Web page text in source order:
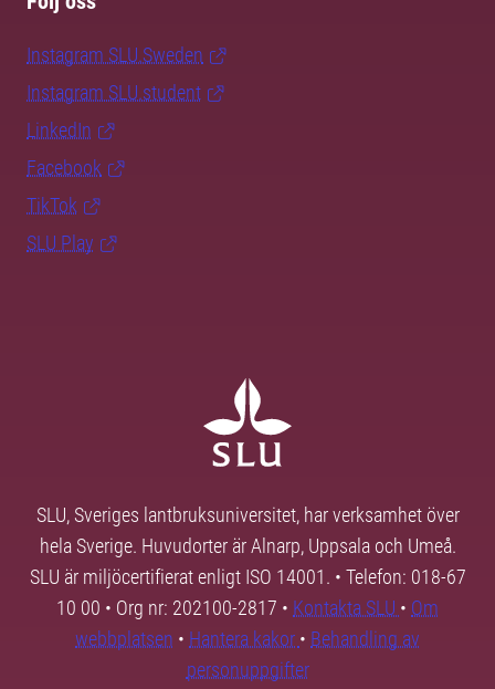
Instagram SLU.Sweden
Instagram SLU.student
LinkedIn
Facebook
TikTok
SLU Play
SLU, Sveriges lantbruksuniversitet, har verksamhet över
hela Sverige. Huvudorter är Alnarp, Uppsala och Umeå.
SLU är miljöcertifierat enligt ISO 14001. • Telefon: 018-67
10 00 • Org nr: 202100-2817 • Kontakta SLU • Om
webbplatsen • Hantera kakor • Behandling av
personuppgifter